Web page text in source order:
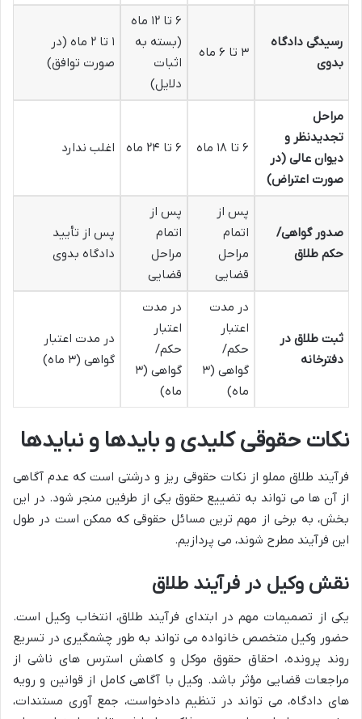
رسیدگی دادگاه
بدوی
۳ تا ۶ ماه
۶ تا ۱۲ ماه
(بسته به
اثبات
دلایل)
۱ تا ۲ ماه (در
صورت توافق)
مراحل
تجدیدنظر و
دیوان عالی (در
صورت اعتراض)
۶ تا ۱۸ ماه ۶ تا ۲۴ ماه اغلب ندارد
صدور گواهی/
حکم طلاق
پس از
اتمام
مراحل
قضایی
پس از
اتمام
مراحل
قضایی
پس از تأیید
دادگاه بدوی
ثبت طلاق در
دفترخانه
در مدت
اعتبار
حکم/
گواهی (۳
ماه)
در مدت
اعتبار
حکم/
گواهی (۳
ماه)
در مدت اعتبار
گواهی (۳ ماه)
نکات حقوقی کلیدی و بایدها و نبایدها
فرآیند طلاق مملو از نکات حقوقی ریز و درشتی است که عدم آگاهی
از آن ها می تواند به تضییع حقوق یکی از طرفین منجر شود. در این
بخش، به برخی از مهم ترین مسائل حقوقی که ممکن است در طول
این فرآیند مطرح شوند، می پردازیم.
نقش وکیل در فرآیند طلاق
یکی از تصمیمات مهم در ابتدای فرآیند طلاق، انتخاب وکیل است.
حضور وکیل متخصص خانواده می تواند به طور چشمگیری در تسریع
روند پرونده، احقاق حقوق موکل و کاهش استرس های ناشی از
مراجعات قضایی مؤثر باشد. وکیل با آگاهی کامل از قوانین و رویه
های دادگاه، می تواند در تنظیم دادخواست، جمع آوری مستندات،